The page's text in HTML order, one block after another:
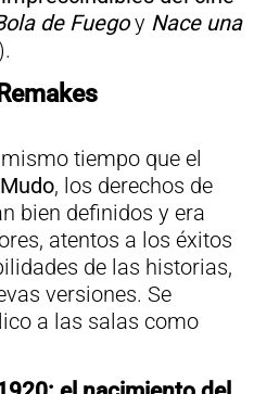
de Fuegoy Nace una
tiempo que el
, los derechos de
bien definidos y era
atentos a los éxitos
de las historias,
versiones. Se
a las salas como